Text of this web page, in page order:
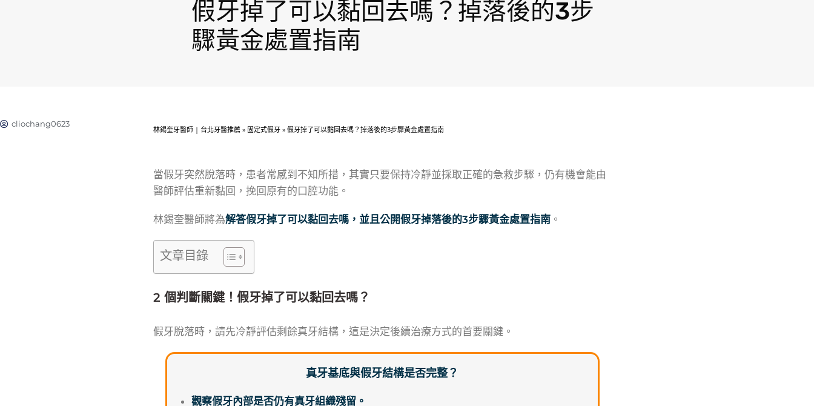
假牙掉了可以黏回去嗎？掉落後的3步
驟黃金處置指南
cliochang0623
林錫奎牙醫師 | 台北牙醫推薦 » 固定式假牙 » 假牙掉了可以黏回去嗎？掉落後的3步驟黃金處置指南
當假牙突然脫落時，患者常感到不知所措，其實只要保持冷靜並採取正確的急救步驟，仍有機會能由
醫師評估重新黏回，挽回原有的口腔功能。
林錫奎醫師將為解答假牙掉了可以黏回去嗎，並且公開假牙掉落後的3步驟黃金處置指南。
文章目錄
2 個判斷關鍵！假牙掉了可以黏回去嗎？
假牙脫落時，請先冷靜評估剩餘真牙結構，這是決定後續治療方式的首要關鍵。
真牙基底與假牙結構是否完整？
觀察假牙內部是否仍有真牙組織殘留。